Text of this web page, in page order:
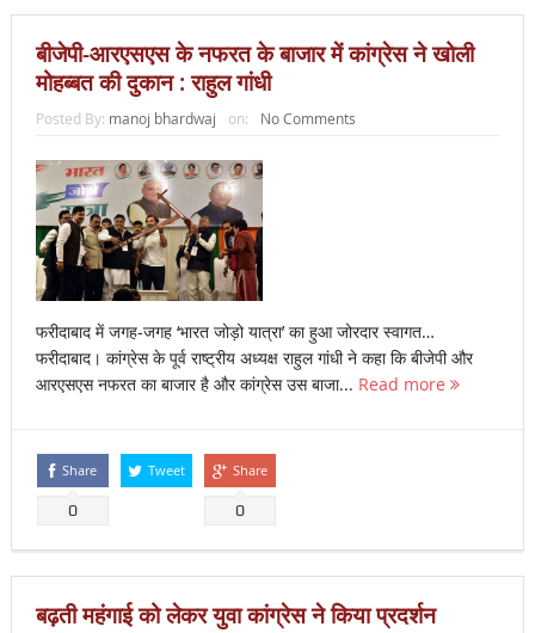
बीजेपी-आरएसएस के नफरत के बाजार में कांग्रेस ने खोली
मोहब्बत की दुकान : राहुल गांधी
Posted By: manoj bhardwaj on: No Comments
फरीदाबाद में जगह-जगह ‘भारत जोड़ो यात्रा’ का हुआ जोरदार स्वागत…
फरीदाबाद। कांग्रेस के पूर्व राष्ट्रीय अध्यक्ष राहुल गांधी ने कहा कि बीजेपी और
आरएसएस नफरत का बाजार है और कांग्रेस उस बाजा... Read more
Share
0
Tweet Share
0
बढ़ती महंगाई को लेकर युवा कांग्रेस ने किया प्रदर्शन